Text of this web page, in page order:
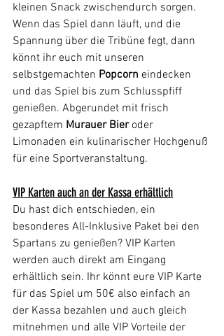
kleinen Snack zwischendurch sorgen.
Wenn das Spiel dann läuft, und die
Spannung über die Tribüne fegt, dann
könnt ihr euch mit unseren
selbstgemachten Popcorn eindecken
und das Spiel bis zum Schlusspfiff
genießen. Abgerundet mit frisch
gezapftem Murauer Bier oder
Limonaden ein kulinarischer Hochgenuß
für eine Sportveranstaltung.
VIP Karten auch an der Kassa erhältlich
Du hast dich entschieden, ein
besonderes All-Inklusive Paket bei den
Spartans zu genießen? VIP Karten
werden auch direkt am Eingang
erhältlich sein. Ihr könnt eure VIP Karte
für das Spiel um 50€ also einfach an
der Kassa bezahlen und auch gleich
mitnehmen und alle VIP Vorteile der